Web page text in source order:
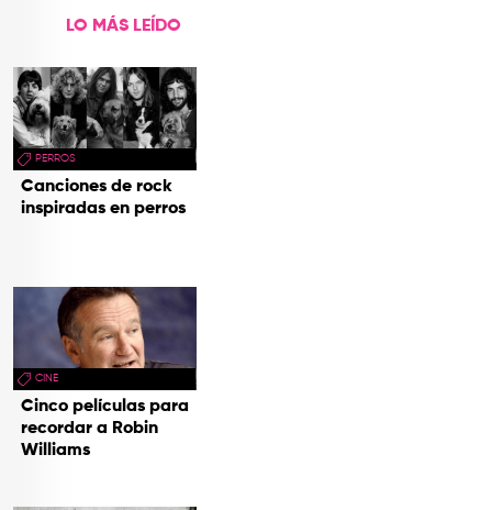
LO MÁS LEÍDO
PERROS
Canciones de rock
inspiradas en perros
CINE
Cinco películas para
recordar a Robin
Williams